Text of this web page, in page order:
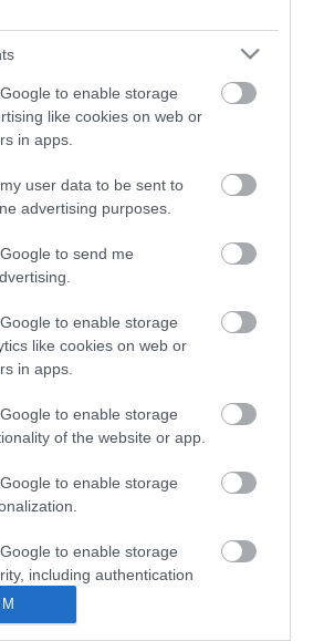
to enable storage
like cookies on web or
in apps.
user data to be sent to
advertising purposes.
to send me
to enable storage
like cookies on web or
in apps.
to enable storage
of the website or app.
to enable storage
to enable storage
including authentication
fraud prevention, and other
ára megemelkedett:
becslései szerint az árak
● KOVÁCS EMESE
repjegyhez
kiruccanáshoz a…
kíváncsiskodj, kóstolgass
a Hamu és Gyémánt világát!
ROVATOK
Kultúra
Tudomány
Utazás
Pénz
Gasztronómia
előfizetés
Haszon